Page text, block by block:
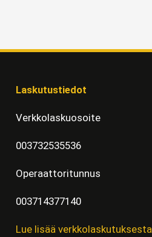
Laskutustiedot
Verkkolaskuosoite
003732535536
Operaattoritunnus
003714377140
Lue lisää verkkolaskutuksesta